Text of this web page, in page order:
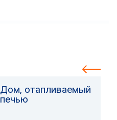
Дом, отапливаемый
печью